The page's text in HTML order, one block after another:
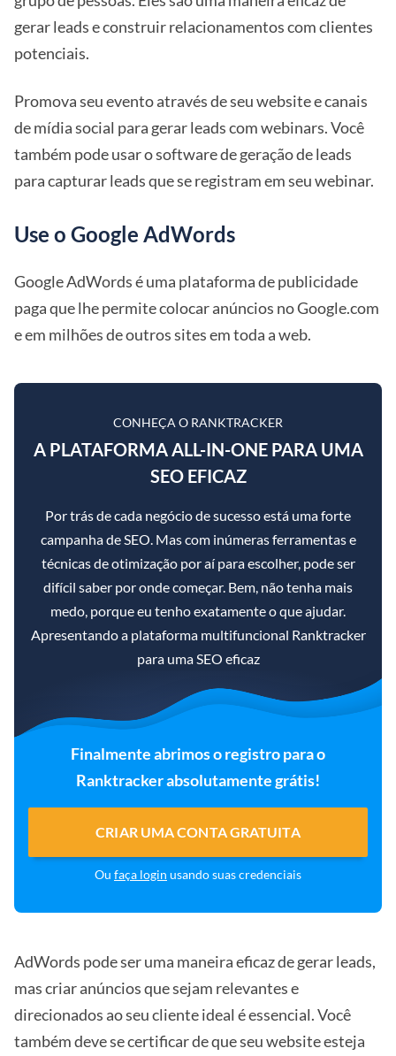
gerar leads e construir relacionamentos com clientes
potenciais.
Promova seu evento através de seu website e canais
de mídia social para gerar leads com webinars. Você
também pode usar o software de geração de leads
para capturar leads que se registram em seu webinar.
Use o Google AdWords
Google AdWords é uma plataforma de publicidade
paga que lhe permite colocar anúncios no Google.com
e em milhões de outros sites em toda a web.
CONHEÇA O RANKTRACKER
A PLATAFORMA ALL-IN-ONE PARA UMA
SEO EFICAZ
Por trás de cada negócio de sucesso está uma forte
campanha de SEO. Mas com inúmeras ferramentas e
técnicas de otimização por aí para escolher, pode ser
difícil saber por onde começar. Bem, não tenha mais
medo, porque eu tenho exatamente o que ajudar.
Apresentando a plataforma multifuncional Ranktracker
para uma SEO eficaz
Finalmente abrimos o registro para o
Ranktracker absolutamente grátis!
CRIAR UMA CONTA GRATUITA
Ou faça login usando suas credenciais
AdWords pode ser uma maneira eficaz de gerar leads,
mas criar anúncios que sejam relevantes e
direcionados ao seu cliente ideal é essencial. Você
também deve se certificar de que seu website esteja